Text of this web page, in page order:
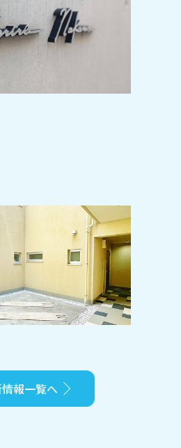
離せない人気の中野
タイプの募集開始！施
建設♪
スタイリッシュな空
屋も徒歩圏内の好立
ロックマンション登
報一覧へ